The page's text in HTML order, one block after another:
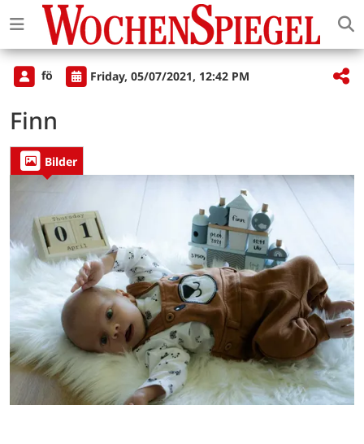
fö Friday, 05/07/2021, 12:42 PM
Finn
Bilder